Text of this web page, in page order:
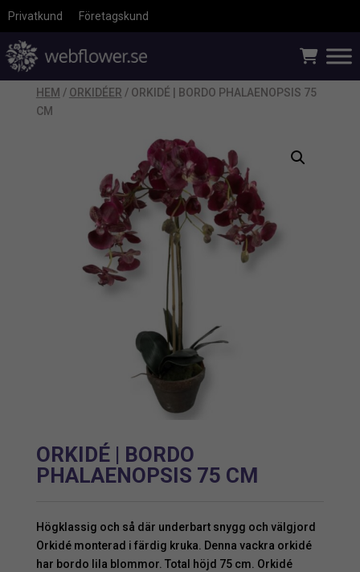
Privatkund Företagskund
HEM / ORKIDÉER / ORKIDÉ | BORDO PHALAENOPSIS 75
CM
ORKIDÉ | BORDO
PHALAENOPSIS 75 CM
Högklassig och så där underbart snygg och välgjord
Orkidé monterad i färdig kruka. Denna vackra orkidé
har bordo lila blommor. Total höjd 75 cm. Orkidé